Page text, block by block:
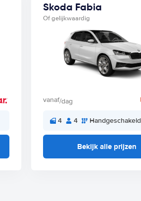
Skoda Fabia
Of gelijkwaardig
vanaf/dag
4 4 Handgeschakeld
Bekijk alle prijzen